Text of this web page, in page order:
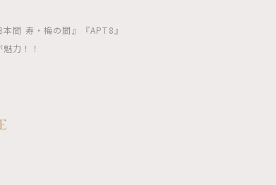
間 寿・梅の間』『APT8』
力！！